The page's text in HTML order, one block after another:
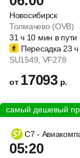
Новосибирск
Толмачево (OVB)
31ч10 мин в
Пересадка 23ч
SU1549 , VF278
от 17093 р.
С7 -
05:20